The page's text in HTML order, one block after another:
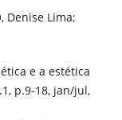
Denise Lima;
e a estética
p.9-18, jan/jul,